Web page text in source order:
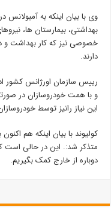
وی با بیان اینکه به آمبولانس
بهداشتی، بیمارستان ها،
خصوصی نیز که کار بهداشت و
دارند.
رییس سازمان اورژانس کشور
و با همت خودروسازان در
این نیاز رانیز توسط
کولیوند با بیان اینکه هم
متذکر شد:. این در حالی است
دوباره از خارج کمک بگیریم.